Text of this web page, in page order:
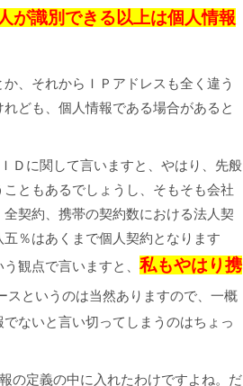
が識別できる以上は個人情報
、それからＩＰアドレスも全く違う
ども、個人情報である場合があると
Ｄに関して言いますと、やはり、先般
ともあるでしょうし、そもそも会社
契約、携帯の契約数における法人契
％はあくまで個人契約となります
観点で言いますと、 私もやはり携
というのは当然ありますので、一概
ないと言い切ってしまうのはちょっ
の定義の中に入れたわけですよね。だ